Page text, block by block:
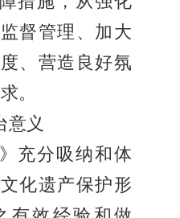
督管理、加大
、营造良好氛
。
意义
充分吸纳和体
化遗产保护形